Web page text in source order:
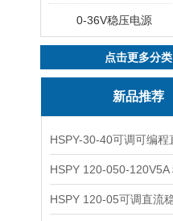
0-36V稳压电源
点击更多分类
新品推荐